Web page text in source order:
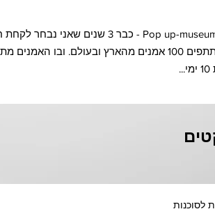
בוא משתתפים 100 אמנים מהארץ ובעולם.
לסוכנות